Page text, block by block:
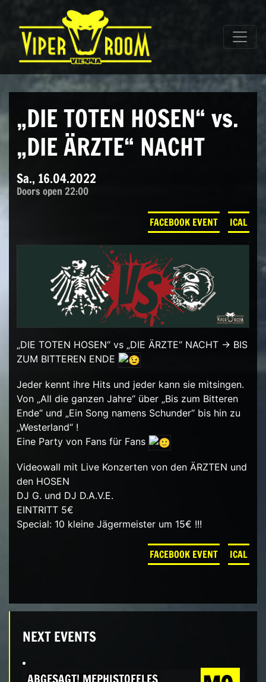
Hauptnavigation
„DIE TOTEN HOSEN“ vs.
„DIE ÄRZTE“ NACHT
Sa., 16.04.2022
Doors open 22:00
FACEBOOK EVENT ICAL
„DIE TOTEN HOSEN“ vs „DIE ÄRZTE“ NACHT -> BIS
ZUM BITTEREN ENDE
Jeder kennt ihre Hits und jeder kann sie mitsingen.
Von „All die ganzen Jahre“ über „Bis zum Bitteren
Ende“ und „Ein Song namens Schunder“ bis hin zu
„Westerland“ !
Eine Party von Fans für Fans
Videowall mit Live Konzerten von den ÄRZTEN und
den HOSEN
DJ G. und DJ D.A.V.E.
EINTRITT 5€
Special: 10 kleine Jägermeister um 15€ !!!
FACEBOOK EVENT ICAL
NEXT EVENTS
ABGESAGT! MEPHISTOFELES